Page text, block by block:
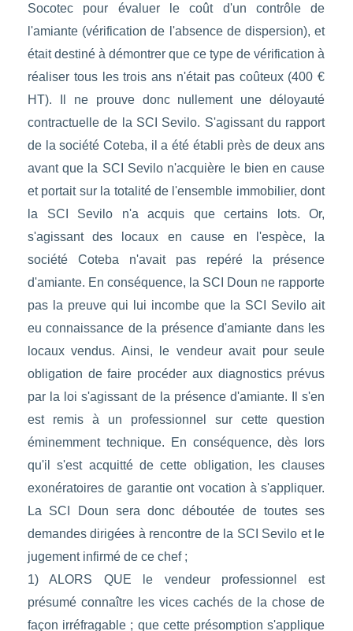
Socotec pour évaluer le coût d'un contrôle de
l'amiante (vérification de l'absence de dispersion), et
était destiné à démontrer que ce type de vérification à
réaliser tous les trois ans n'était pas coûteux (400 €
HT). Il ne prouve donc nullement une déloyauté
contractuelle de la SCI Sevilo. S'agissant du rapport
de la société Coteba, il a été établi près de deux ans
avant que la SCI Sevilo n'acquière le bien en cause
et portait sur la totalité de l'ensemble immobilier, dont
la SCI Sevilo n'a acquis que certains lots. Or,
s'agissant des locaux en cause en l'espèce, la
société Coteba n'avait pas repéré la présence
d'amiante. En conséquence, la SCI Doun ne rapporte
pas la preuve qui lui incombe que la SCI Sevilo ait
eu connaissance de la présence d'amiante dans les
locaux vendus. Ainsi, le vendeur avait pour seule
obligation de faire procéder aux diagnostics prévus
par la loi s'agissant de la présence d'amiante. Il s'en
est remis à un professionnel sur cette question
éminemment technique. En conséquence, dès lors
qu'il s'est acquitté de cette obligation, les clauses
exonératoires de garantie ont vocation à s'appliquer.
La SCI Doun sera donc déboutée de toutes ses
demandes dirigées à rencontre de la SCI Sevilo et le
jugement infirmé de ce chef ;
1) ALORS QUE le vendeur professionnel est
présumé connaître les vices cachés de la chose de
façon irréfragable ; que cette présomption s'applique